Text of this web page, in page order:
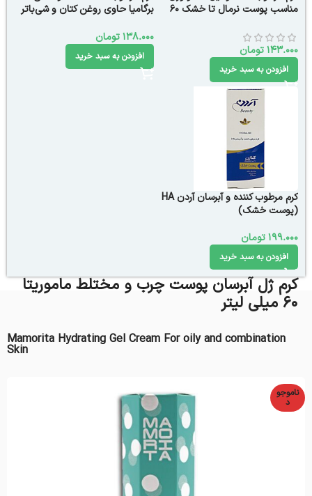
مناسب پوست نرمال تا خشک 60
143.000تومان
افزودن به سبد خرید
برگامیا حاوی روغن کتان و شی‌باتر
138.000تومان
افزودن به سبد خرید
کرم مرطوب کننده و آبرسان آردن HA
(پوست خشک)
199.000تومان
افزودن به سبد خرید
کرم ژل آبرسان پوست چرب و مختلط ماموریتا
60 میلی لیتر
Mamorita Hydrating Gel Cream For oily and combination
Skin
ناموجو
د